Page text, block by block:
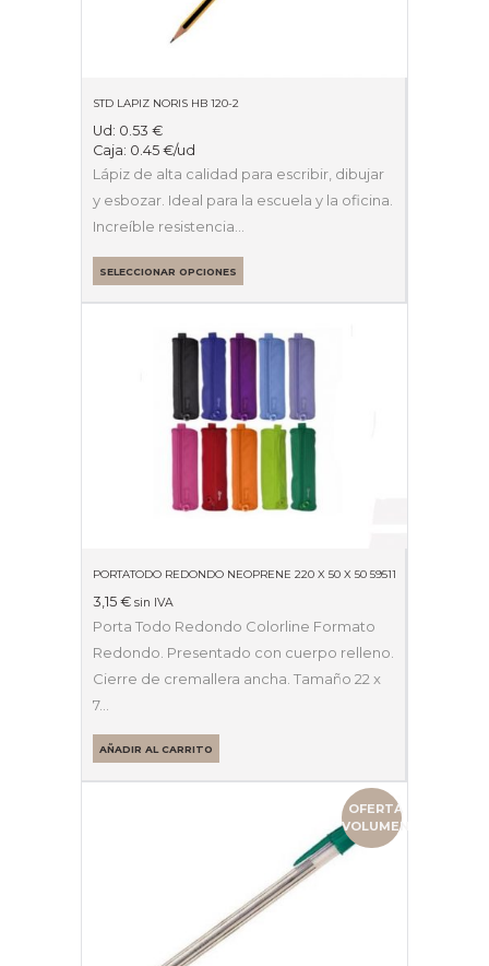
STD LAPIZ NORIS HB 120-2
Ud: 0.53 €
Caja: 0.45 €/ud
Lápiz de alta calidad para escribir, dibujar
y esbozar. Ideal para la escuela y la oficina.
Increíble resistencia…
SELECCIONAR OPCIONES
PORTATODO REDONDO NEOPRENE 220 X 50 X 50 59511
3,15 € sin IVA
Porta Todo Redondo Colorline Formato
Redondo. Presentado con cuerpo relleno.
Cierre de cremallera ancha. Tamaño 22 x
7…
AÑADIR AL CARRITO
OFERTA
VOLUMEN